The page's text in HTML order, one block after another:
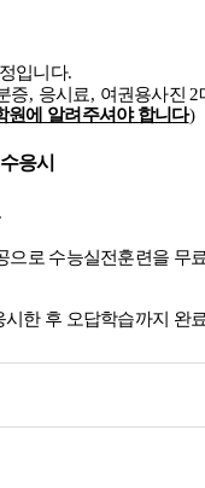
입니다.
증, 응시료, 여권용사진 2
원에 알려주셔야 합니다)
응시
으로 수능실전훈련을 무
한 후 오답학습까지 완